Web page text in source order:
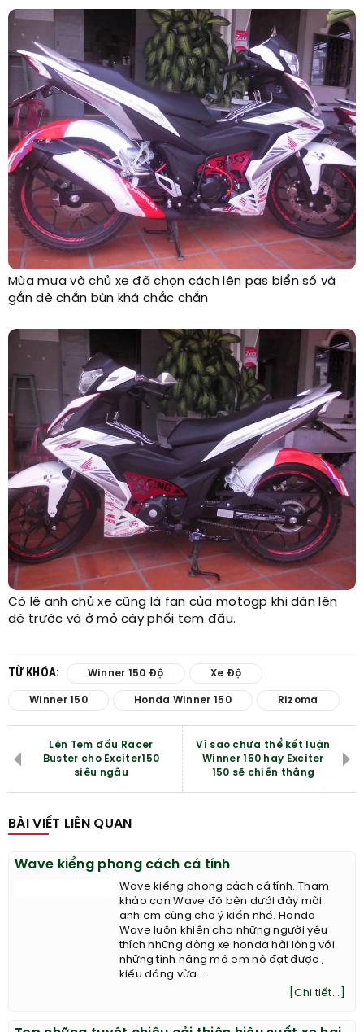
Mùa mưa và chủ xe đã chọn cách lên pas biển số và
gắn dè chắn bùn khá chắc chắn
Có lẽ anh chủ xe cũng là fan của motogp khi dán lên
dè trước và ở mỏ cày phối tem đấu.
TỪ KHÓA: Winner 150 Độ Xe Độ
Winner 150 Honda Winner 150 Rizoma
Lên Tem đấu Racer
Buster cho Exciter150
siêu ngầu
Vì sao chưa thể kết luận
Winner 150 hay Exciter
150 sẽ chiến thắng
BÀI VIẾT LIÊN QUAN
Wave kiểng phong cách cá tính
Wave kiểng phong cách cá tính. Tham
khảo con Wave độ bên dưới đây mời
anh em cùng cho ý kiến nhé. Honda
Wave luôn khiến cho những người yêu
thích những dòng xe honda hài lòng với
những tính năng mà em nó đạt được ,
kiểu dáng vừa...
[Chi tiết...]